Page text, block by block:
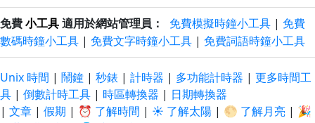
免費小工具適用於網站管理員： 免費模擬時鐘小工具 | 免費
數碼時鐘小工具 | 免費文字時鐘小工具 | 免費詞語時鐘小工具
Unix 時間 | 鬧鐘 | 秒錶 | 計時器 | 多功能計時器 | 更多時間工
具 | 倒數計時工具 | 時區轉換器 | 日期轉換器
| 文章 | 假期 | ⏰ 了解時間 | ☀️ 了解太陽 | 🌕 了解月亮 | 🎉